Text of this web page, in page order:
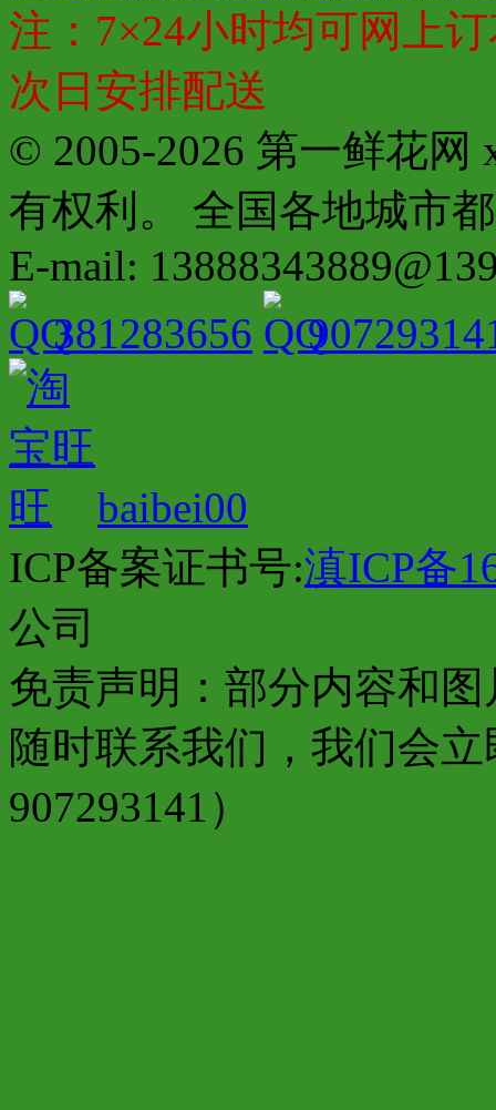
注：7×24小时均可网上
次日安排配送
© 2005-2026 第一鲜花网
有权利。 全国各地城市
E-mail:
381283656
baibei00
ICP备案证书号:滇ICP备
公司
免责声明：部分内容和
随时联系我们，我们会
907293141）